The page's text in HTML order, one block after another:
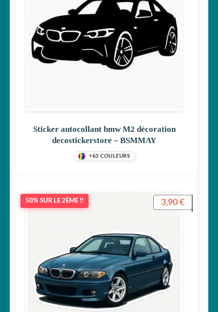
Sticker autocollant bmw M2 décoration
decostickerstore – BSMMAY
+63 COULEURS
50% SUR LE 2ÈME !! 3,90 €